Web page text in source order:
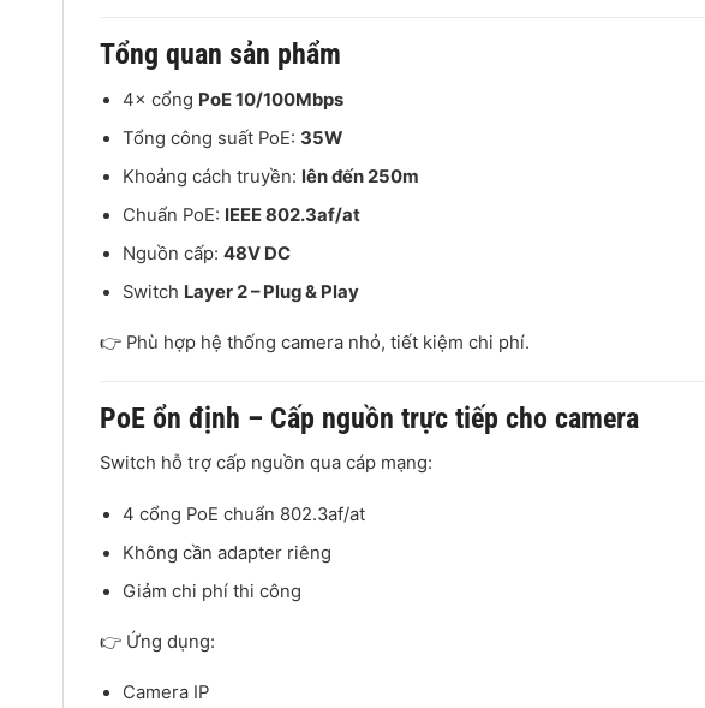
Tổng quan sản phẩm
4× cổng PoE 10/100Mbps
Tổng công suất PoE: 35W
Khoảng cách truyền: lên đến 250m
Chuẩn PoE: IEEE 802.3af/at
Nguồn cấp:48V DC
Switch Layer 2 – Plug & Play
👉 Phù hợp hệ thống camera nhỏ, tiết kiệm chi phí.
PoE ổn định – Cấp nguồn trực tiếp cho camera
Switch hỗ trợ cấp nguồn qua cáp mạng:
4 cổng PoE chuẩn 802.3af/at
Không cần adapter riêng
Giảm chi phí thi công
👉 Ứng dụng:
Camera IP